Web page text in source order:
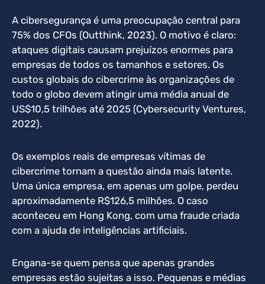
A cibersegurança é uma preocupação central para
75% dos CFOs (Outthink, 2023). O motivo é claro:
ataques digitais causam prejuízos enormes para
empresas de todos os tamanhos e setores. Os
custos globais do cibercrime às organizações de
todo o globo devem atingir uma média anual de
US$10,5 trilhões até 2025 (Cybersecurity Ventures,
2022).
Os exemplos reais de empresas vítimas de
cibercrime tornam a questão ainda mais latente.
Uma única empresa, em apenas um golpe, perdeu
aproximadamente R$126,5 milhões. O caso
aconteceu em Hong Kong, com uma fraude criada
com a ajuda de inteligências artificiais.
Engana-se quem pensa que apenas grandes
empresas estão sujeitas a isso. Pequenas e médias